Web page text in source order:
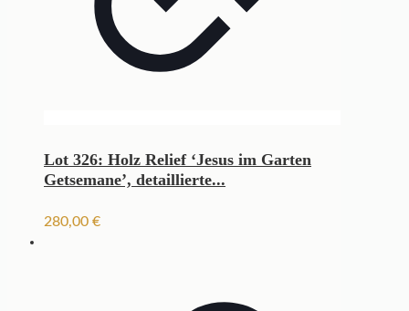
Lot 326: Holz Relief ‘Jesus im Garten
Getsemane’, detaillierte...
280,00 €